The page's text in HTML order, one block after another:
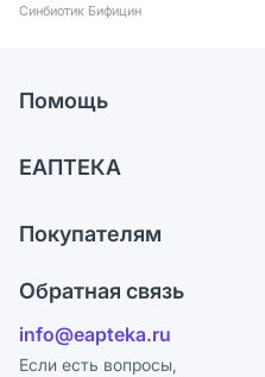
Синбиотик Бифицин
Помощь
Обмен и возврат
Блог
ЕАПТЕКА
Карьера
Поставщики
Лицензия
Реклама на сайте
Покупателям
Программа СберСпасибо
Обратная связь
info@eapteka.ru
Если есть вопросы,